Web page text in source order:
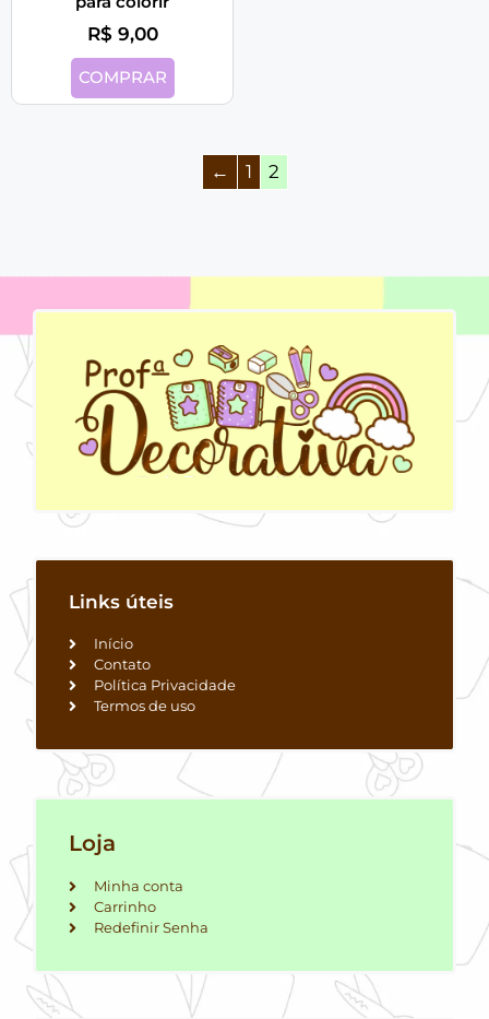
R$ 9,00
COMPRAR
← 1 2
Links úteis
Início
Contato
Política Privacidade
Termos de uso
Loja
Minha conta
Carrinho
Redefinir Senha